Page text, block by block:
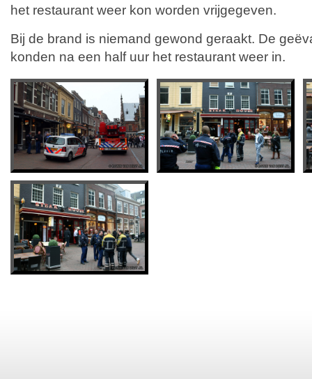
het restaurant weer kon worden vrijgegeven.
Bij de brand is niemand gewond geraakt. De
konden na een half uur het restaurant weer in.